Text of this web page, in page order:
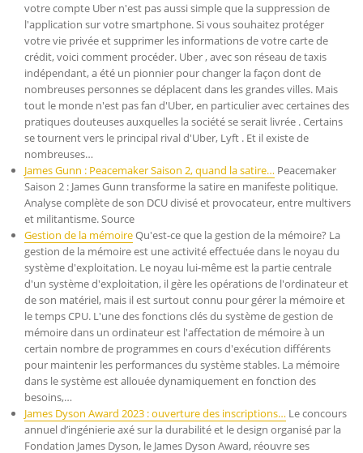
votre compte Uber n'est pas aussi simple que la suppression de
l'application sur votre smartphone. Si vous souhaitez protéger
votre vie privée et supprimer les informations de votre carte de
crédit, voici comment procéder. Uber , avec son réseau de taxis
indépendant, a été un pionnier pour changer la façon dont de
nombreuses personnes se déplacent dans les grandes villes. Mais
tout le monde n'est pas fan d'Uber, en particulier avec certaines des
pratiques douteuses auxquelles la société se serait livrée . Certains
se tournent vers le principal rival d'Uber, Lyft . Et il existe de
nombreuses…
James Gunn : Peacemaker Saison 2, quand la satire… Peacemaker
Saison 2 : James Gunn transforme la satire en manifeste politique.
Analyse complète de son DCU divisé et provocateur, entre multivers
et militantisme. Source
Gestion de la mémoireQu'est-ce que la gestion de la mémoire? La
gestion de la mémoire est une activité effectuée dans le noyau du
système d'exploitation. Le noyau lui-même est la partie centrale
d'un système d'exploitation, il gère les opérations de l'ordinateur et
de son matériel, mais il est surtout connu pour gérer la mémoire et
le temps CPU. L'une des fonctions clés du système de gestion de
mémoire dans un ordinateur est l'affectation de mémoire à un
certain nombre de programmes en cours d'exécution différents
pour maintenir les performances du système stables. La mémoire
dans le système est allouée dynamiquement en fonction des
besoins,…
James Dyson Award 2023 : ouverture des inscriptions… Le concours
annuel d’ingénierie axé sur la durabilité et le design organisé par la
Fondation James Dyson, le James Dyson Award, réouvre ses